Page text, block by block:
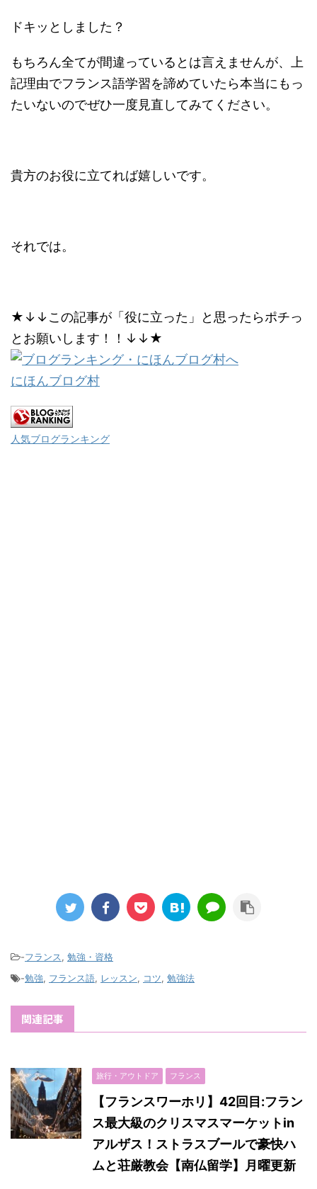
ドキッとしました？
もちろん全てが間違っているとは言えませんが、上
記理由でフランス語学習を諦めていたら本当にもっ
たいないのでぜひ一度見直してみてください。
貴方のお役に立てれば嬉しいです。
それでは。
★↓↓この記事が「役に立った」と思ったらポチっ
とお願いします！！↓↓★
にほんブログ村
人気ブログランキング
-フランス, 勉強・資格
-勉強, フランス語, レッスン, コツ, 勉強法
関連記事
旅行・アウトドア フランス
【フランスワーホリ】42回目:フラン
ス最大級のクリスマスマーケットin
アルザス！ストラスブールで豪快ハ
ムと荘厳教会【南仏留学】月曜更新